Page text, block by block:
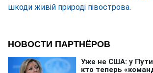
шкоди живій природі півострова.